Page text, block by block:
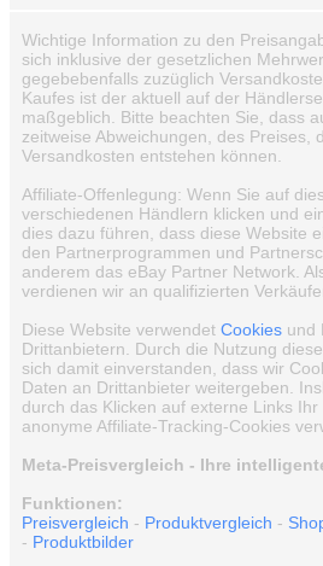
Wichtige Information zu den
sich inklusive der gesetzlichen
gegebebenfalls zuzüglich
Kaufes ist der aktuell auf der
maßgeblich. Bitte beachten Sie, dass
zeitweise Abweichungen, des Preises,
Versandkosten entstehen können.
Affiliate-Offenlegung: Wenn Sie auf
verschiedenen Händlern klicken und
dies dazu führen, dass diese Website
den Partnerprogrammen und
anderem das eBay Partner Network.
verdienen wir an qualifizierten
Diese Website verwendet Cookies und
Drittanbietern. Durch die Nutzung
sich damit einverstanden, dass wir
Daten an Drittanbieter weitergeben.
durch das Klicken auf externe Links
anonyme Affiliate-Tracking-Cookies
Meta-Preisvergleich - Ihre
Funktionen:
Preisvergleich - Produktvergleich -
- Produktbilder